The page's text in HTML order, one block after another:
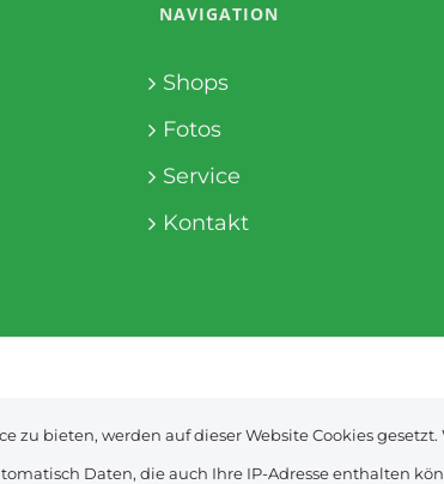
NAVIGATION
Shops
Fotos
Service
Kontakt
zu bieten, werden auf dieser Website Cookies
Daten, die auch Ihre IP-Adresse enthalten